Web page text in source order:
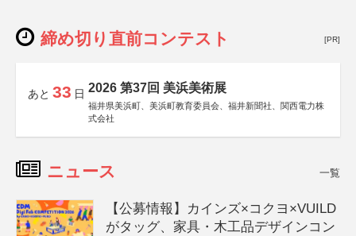
締め切り直前コンテスト [PR]
あと 33 日 2026 第37回 美浜美術展
福井県美浜町、美浜町教育委員会、福井新聞社、関西電力株
式会社
ニュース 一覧
【公募情報】カインズ×コクヨ×VUILD
がタッグ、家具・木工品デザインコン